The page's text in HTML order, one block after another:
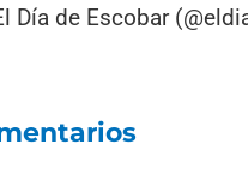
Día de Escobar